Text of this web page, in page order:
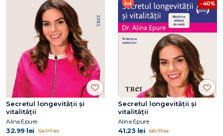
Secretul longevității și
vitalității
Alina Epure
32.99 lei 54.97 lei
-40%
Secretul longevității și
vitalității
Alina Epure
41.23 lei 68.71 lei